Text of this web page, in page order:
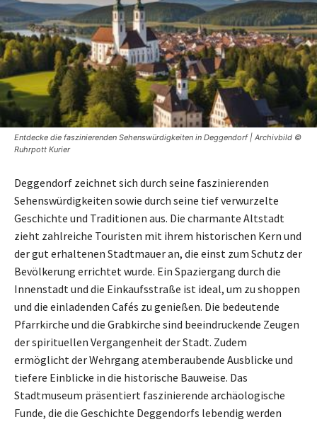
Entdecke die faszinierenden Sehenswürdigkeiten in Deggendorf | Archivbild ©
Ruhrpott Kurier
Deggendorf zeichnet sich durch seine faszinierenden
Sehenswürdigkeiten sowie durch seine tief verwurzelte
Geschichte und Traditionen aus. Die charmante Altstadt
zieht zahlreiche Touristen mit ihrem historischen Kern und
der gut erhaltenen Stadtmauer an, die einst zum Schutz der
Bevölkerung errichtet wurde. Ein Spaziergang durch die
Innenstadt und die Einkaufsstraße ist ideal, um zu shoppen
und die einladenden Cafés zu genießen. Die bedeutende
Pfarrkirche und die Grabkirche sind beeindruckende Zeugen
der spirituellen Vergangenheit der Stadt. Zudem
ermöglicht der Wehrgang atemberaubende Ausblicke und
tiefere Einblicke in die historische Bauweise. Das
Stadtmuseum präsentiert faszinierende archäologische
Funde, die die Geschichte Deggendorfs lebendig werden